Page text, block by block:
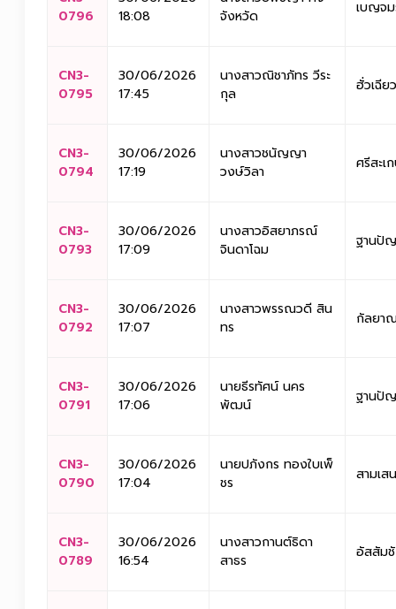
0796
18:08
จังหวัด
เบญจ
CN3-
0795
30/06/2026
17:45
นางสาวณิชาภัทร วีระ
กุล
ฮั่วเฉีย
CN3-
0794
30/06/2026
17:19
นางสาวชนัญญา
วงษ์วิลา
ศรีสะเ
CN3-
0793
30/06/2026
17:09
นางสาวอิสยาภรณ์
จินดาโฉม
ฐานปั
CN3-
0792
30/06/2026
17:07
นางสาวพรรณวดี สิน
ทร
กัลยา
CN3-
0791
30/06/2026
17:06
นายธีรทัศน์ นคร
พัฒน์
ฐานปั
CN3-
0790
30/06/2026
17:04
นายปภังกร ทองใบเพ็
ชร
สามเส
CN3-
0789
30/06/2026
16:54
นางสาวกานต์ธิดา
สาธร
อัสสัม